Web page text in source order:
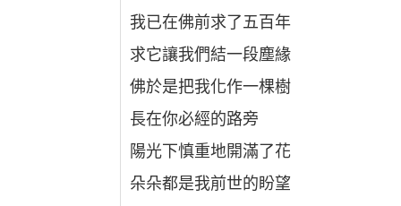
我已在佛前求了五百年
求它讓我們結一段塵緣
佛於是把我化作一棵樹
長在你必經的路旁
陽光下慎重地開滿了花
朵朵都是我前世的盼望